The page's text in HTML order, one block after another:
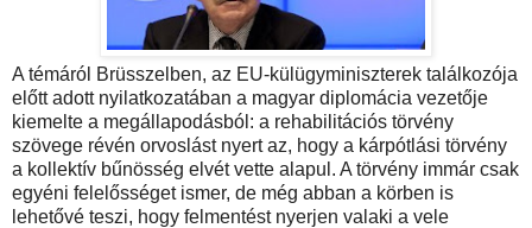
A témáról Brüsszelben, az EU-külügyminiszterek találkozója
előtt adott nyilatkozatában a magyar diplomácia vezetője
kiemelte a megállapodásból: a rehabilitációs törvény
szövege révén orvoslást nyert az, hogy a kárpótlási törvény
a kollektív bűnösség elvét vette alapul. A törvény immár csak
egyéni felelősséget ismer, de még abban a körben is
lehetővé teszi, hogy felmentést nyerjen valaki a vele